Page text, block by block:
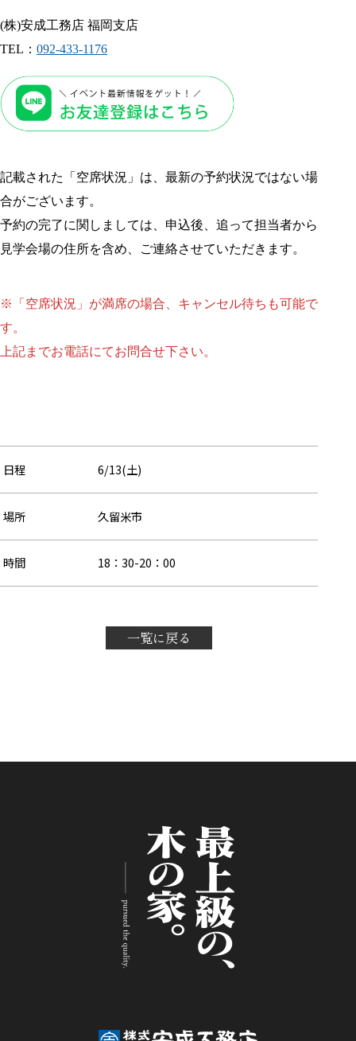
(株)安成工務店 福岡支店
TEL： 092-433-1176
記載された「空席状況」は、最新の予約状況ではない場
合がございます。
予約の完了に関しましては、申込後、追って担当者から
見学会場の住所を含め、ご連絡させていただきます。
※「空席状況」が満席の場合、キャンセル待ちも可能で
す。
上記までお電話にてお問合せ下さい。
日程 6/13(土)
場所 久留米市
時間 18：30-20：00
一覧に戻る